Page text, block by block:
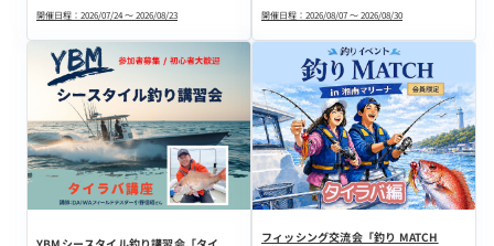
開催日程：2026/07/24 ～ 2026/08/23 開催日程：2026/08/07 ～ 2026/08/30
フィッシング交流会「釣り MATCH